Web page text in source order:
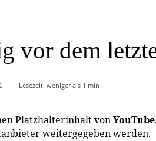
vor dem
Lesezeit: weniger als 1 min
Platzhalterinhalt vonYouTube
weitergegeben werden.